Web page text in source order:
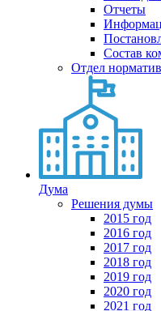
Отчеты
Состав
Отдел
Дума
Решения думы
2015 год
2016 год
2017 год
2018 год
2019 год
2020 год
2021 год